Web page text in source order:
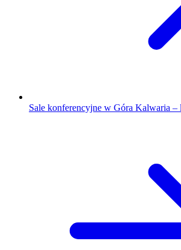
Sale konferencyjne w Góra Kalwaria –